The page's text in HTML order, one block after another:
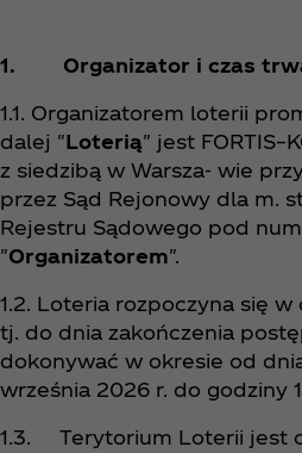
1. Organizator i czas
1.1. Organizatorem loterii
dalej "Loterią" jest
z siedzibą w Warsza- wie
przez Sąd Rejonowy dla m.
Rejestru Sądowego pod
"Organizatorem".
1.2. Loteria rozpoczyna się
tj. do dnia zakończenia
dokonywać w okresie od
września 2026 r. do godziny
1.3. Terytorium Loterii jest